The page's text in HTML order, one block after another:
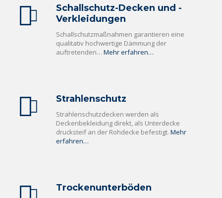
Schallschutz-Decken und -
Verkleidungen
Schallschutzmaßnahmen garantieren eine
qualitativ hochwertige Dämmung der
auftretenden… Mehr erfahren…
Strahlenschutz
Strahlenschutzdecken werden als
Deckenbekleidung direkt, als Unterdecke
drucksteif an der Rohdecke befestigt. Mehr
erfahren…
Trockenunterböden